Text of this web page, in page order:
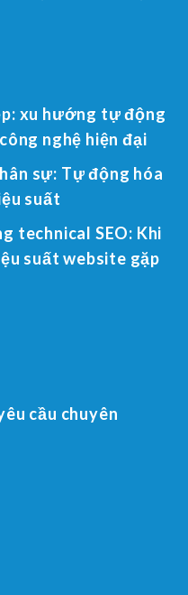
xu hướng tự động
nghệ hiện đại
sự: Tự động hóa
suất
technical SEO: Khi
suất website gặp
cầu chuyên